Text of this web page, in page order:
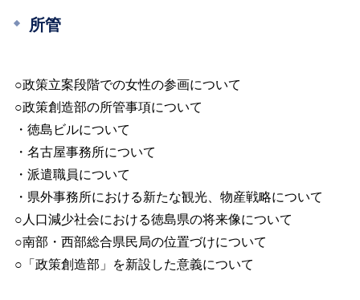
所管
○政策立案段階での女性の参画について
○政策創造部の所管事項について
・徳島ビルについて
・名古屋事務所について
・派遣職員について
・県外事務所における新たな観光、物産戦略について
○人口減少社会における徳島県の将来像について
○南部・西部総合県民局の位置づけについて
○「政策創造部」を新設した意義について